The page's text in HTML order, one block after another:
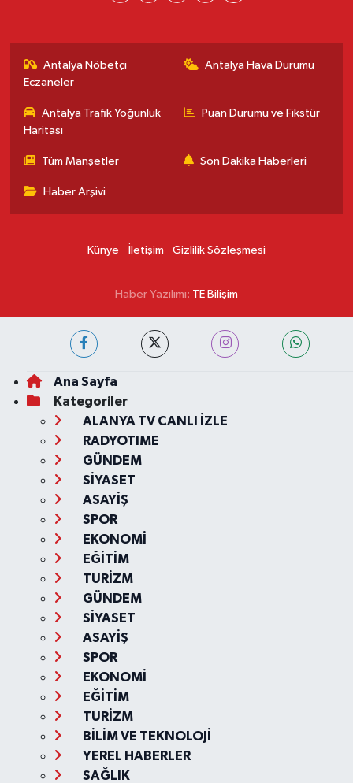
Antalya Nöbetçi
Eczaneler
Antalya Hava Durumu
Antalya Trafik Yoğunluk
Haritası
Puan Durumu ve Fikstür
Tüm Manşetler Son Dakika Haberleri
Haber Arşivi
Künye İletişim Gizlilik Sözleşmesi
Haber Yazılımı: TE Bilişim
Ana Sayfa
Kategoriler
ALANYA TV CANLI İZLE
RADYOTIME
GÜNDEM
SİYASET
ASAYİŞ
SPOR
EKONOMİ
EĞİTİM
TURİZM
GÜNDEM
SİYASET
ASAYİŞ
SPOR
EKONOMİ
EĞİTİM
TURİZM
BİLİM VE TEKNOLOJİ
YEREL HABERLER
SAĞLIK